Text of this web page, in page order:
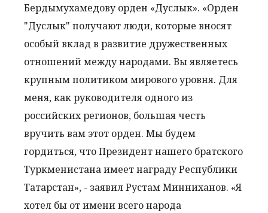
Бердымухамедову орден «Дуслык». «Орден
"Дуслык" получают люди, которые вносят
особый вклад в развитие дружественных
отношений между народами. Вы являетесь
крупным политиком мирового уровня. Для
меня, как руководителя одного из
российских регионов, большая честь
вручить вам этот орден. Мы будем
гордиться, что Президент нашего братского
Туркменистана имеет награду Республики
Татарстан», - заявил Рустам Минниханов. «Я
хотел бы от имени всего народа